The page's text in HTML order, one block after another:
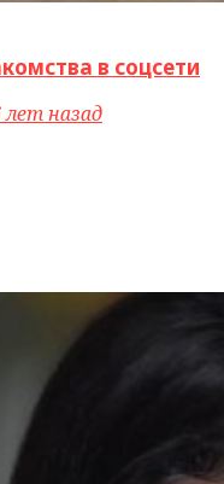
в соцсети
лет назад